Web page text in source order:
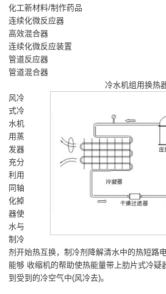
化工新材料/制作药品
连续化微反应器
高效混合器
连续化微反应装置
管道反应器
管道混合器
冷水机组用换热
风冷
式冷
水机
用蒸
发器
充分
利用
同轴
化掉
器使
水与
制冷
剂开始热互换，制冷剂降解清水中的热短路
能够 收缩机的帮助使热能量带上肋片式冷疑
到受到的冷空气中(风冷去)。